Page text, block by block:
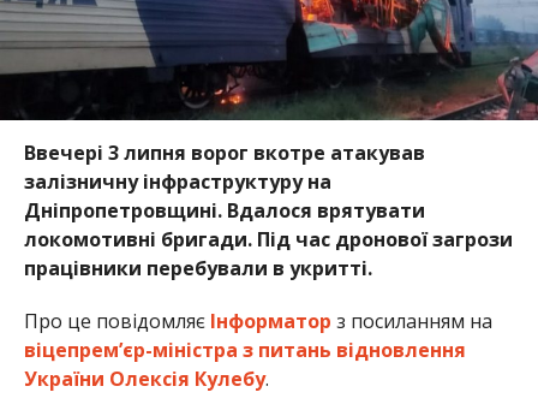
Ввечері 3 липня ворог вкотре атакував
залізничну інфраструктуру на
Дніпропетровщині. Вдалося врятувати
локомотивні бригади. Під час дронової загрози
працівники перебували в укритті.
Про це повідомляє Інформатор з посиланням на
віцепрем’єр-міністра з питань відновлення
України Олексія Кулебу.